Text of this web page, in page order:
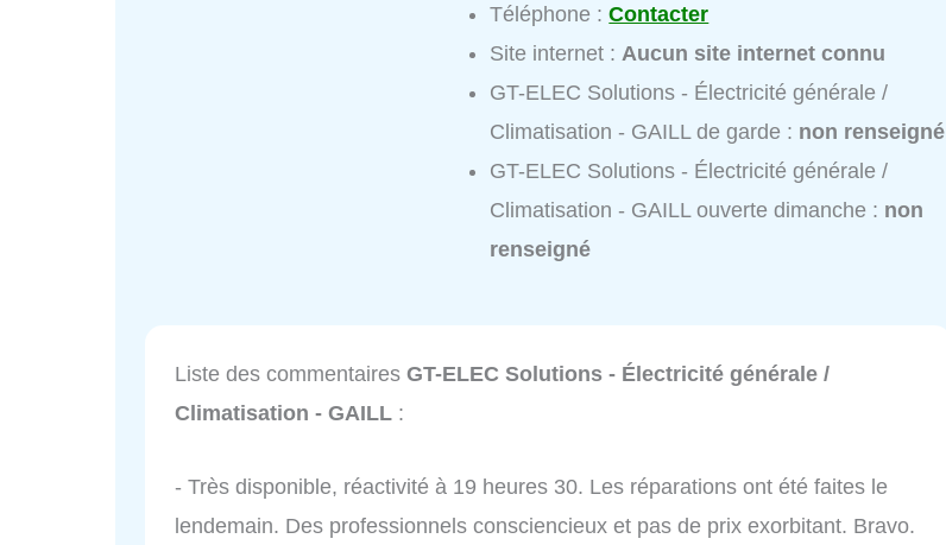
Téléphone :Contacter
Site internet : Aucun site internet connu
GT-ELEC Solutions - Électricité générale /
Climatisation - GAILL de garde : non renseigné
GT-ELEC Solutions - Électricité générale /
Climatisation - GAILL ouverte dimanche : non
renseigné
Liste des commentaires GT-ELEC Solutions - Électricité générale /
Climatisation - GAILL :
- Très disponible, réactivité à 19 heures 30. Les réparations ont été faites le
lendemain. Des professionnels consciencieux et pas de prix exorbitant. Bravo.